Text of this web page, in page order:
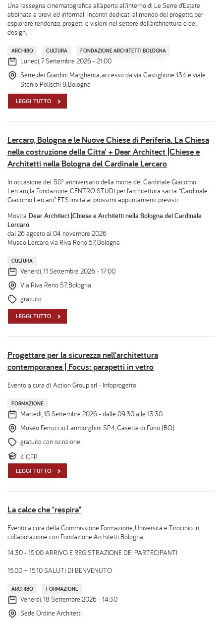
Una rassegna cinematografica all’aperto all’interno di Le Serre d’Estate
abbinata a brevi ed informali incontri dedicati al mondo del progetto, per
esplorare tendenze, progetti e visioni nel settore dell’architettura e del
design.
ARCHIBO CULTURA FONDAZIONE ARCHITETTI BOLOGNA
Lunedì, 7 Settembre 2026 - 21:00
Serre dei Giardini Margherita, accesso da via Castiglione 134 e viale
Stenio Polischi 9, Bologna
LEGGI TUTTO
Lercaro, Bologna e le Nuove Chiese di Periferia. La Chiesa
nella costruzione della Citta’ + Dear Architect |Chiese e
Architetti nella Bologna del Cardinale Lercaro
In occasione del 50° anniversario della morte del Cardinale Giacomo
Lercaro, la Fondazione CENTRO STUDI per l’architettura sacra “Cardinale
Giacomo Lercaro” ETS invita ai prossimi appuntamenti previsti:
Mostra Dear Architect |Chiese e Architetti nella Bologna del Cardinale
Lercaro
dal 26 agosto al 04 novembre 2026
Museo Lercaro, via Riva Reno 57, Bologna
CULTURA
Venerdì, 11 Settembre 2026 - 17:00
Via Riva Reno 57, Bologna
gratuito
LEGGI TUTTO
Progettare per la sicurezza nell'architettura
contemporanea | Focus: parapetti in vetro
Evento a cura di Action Group srl - Infoprogetto
FORMAZIONE
Martedì, 15 Settembre 2026 - dalle 09:30 alle 13:30
Museo Ferruccio Lamborghini SP4, Casette di Funo (BO)
gratuito con iscrizione
4 CFP
LEGGI TUTTO
La calce che "respira"
Evento a cura della Commissione Formazione, Università e Tirocinio in
collaborazione con Fondazione Architetti Bologna.
14:30 - 15:00 ARRIVO E REGISTRAZIONE DEI PARTECIPANTI
15.00 – 15.10 SALUTI DI BENVENUTO
ARCHIBO FORMAZIONE
Venerdì, 18 Settembre 2026 - 14:30
Sede Ordine Architetti